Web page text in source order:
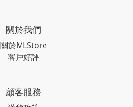
關於我們
關於MLStore
客戶好評
顧客服務